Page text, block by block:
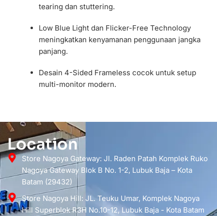
tearing dan stuttering.
Low Blue Light dan Flicker-Free Technology
meningkatkan kenyamanan penggunaan jangka
panjang.
Desain 4-Sided Frameless cocok untuk setup
multi-monitor modern.
Location
Store Nagoya Gateway: Jl. Raden Patah Komplek Ruko
Nagoya Gateway Blok B No. 1-2, Lubuk Baja – Kota
Batam (29432)
Store Nagoya Hill: JL. Teuku Umar, Komplek Nagoya
Hill Superblok R3H No.10-12, Lubuk Baja - Kota Batam